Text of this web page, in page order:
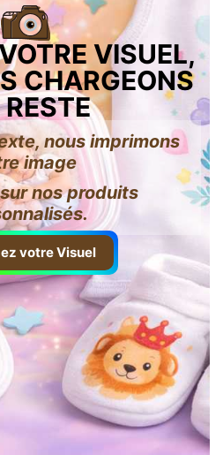
VISUEL,
CHARGEONS
nous imprimons
image
nos produits
votre Visuel